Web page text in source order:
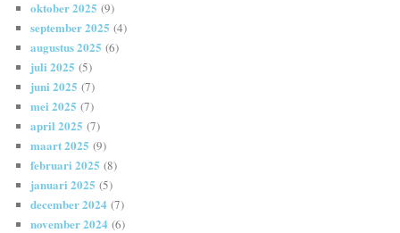
oktober 2025 (9)
september 2025 (4)
augustus 2025 (6)
juli 2025 (5)
juni 2025 (7)
mei 2025 (7)
april 2025 (7)
maart 2025 (9)
februari 2025 (8)
januari 2025 (5)
december 2024 (7)
november 2024 (6)